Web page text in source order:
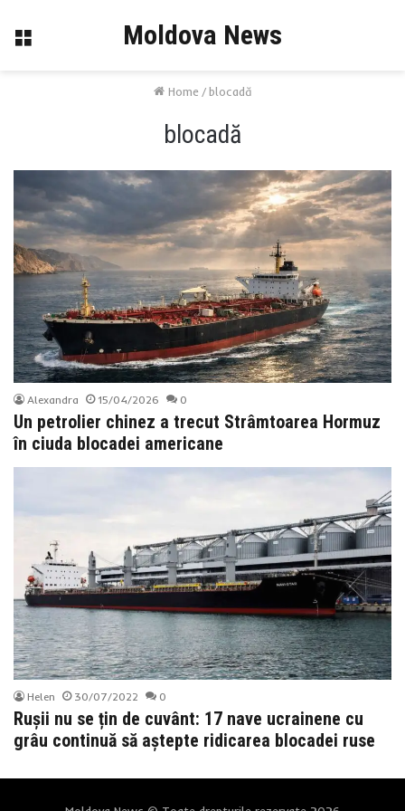
Menu Moldova News
Home / blocadă
blocadă
Alexandra 15/04/2026 0
Un petrolier chinez a trecut Strâmtoarea Hormuz
în ciuda blocadei americane
Helen 30/07/2022 0
Rușii nu se țin de cuvânt: 17 nave ucrainene cu
grâu continuă să aștepte ridicarea blocadei ruse